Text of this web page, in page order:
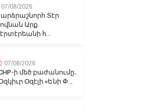
07/08/2026
Տէր
Արք.
հ...
07/08/2026
ի մեծ բաժանումը․
Օզէլի «Ենի Փ...